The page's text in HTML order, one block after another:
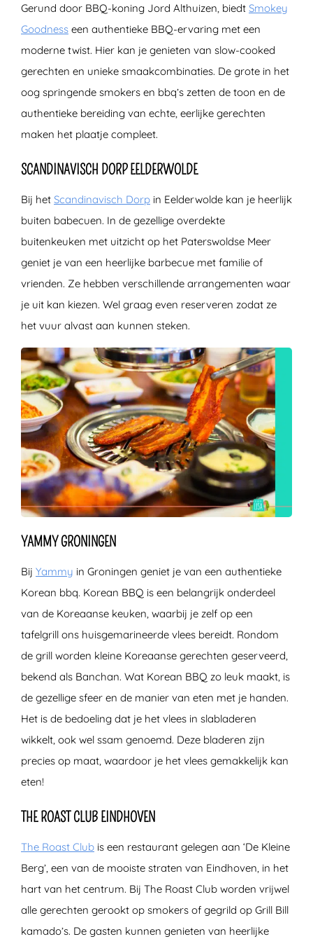
Gerund door BBQ-koning Jord Althuizen, biedt Smokey
Goodness een authentieke BBQ-ervaring met een
moderne twist. Hier kan je genieten van slow-cooked
gerechten en unieke smaakcombinaties. De grote in het
oog springende smokers en bbq’s zetten de toon en de
authentieke bereiding van echte, eerlijke gerechten
maken het plaatje compleet.
SCANDINAVISCH DORP EELDERWOLDE
Bij het Scandinavisch Dorp in Eelderwolde kan je heerlijk
buiten babecuen. In de gezellige overdekte
buitenkeuken met uitzicht op het Paterswoldse Meer
geniet je van een heerlijke barbecue met familie of
vrienden. Ze hebben verschillende arrangementen waar
je uit kan kiezen. Wel graag even reserveren zodat ze
het vuur alvast aan kunnen steken.
YAMMY GRONINGEN
Bij Yammy in Groningen geniet je van een authentieke
Korean bbq. Korean BBQ is een belangrijk onderdeel
van de Koreaanse keuken, waarbij je zelf op een
tafelgrill ons huisgemarineerde vlees bereidt. Rondom
de grill worden kleine Koreaanse gerechten geserveerd,
bekend als Banchan. Wat Korean BBQ zo leuk maakt, is
de gezellige sfeer en de manier van eten met je handen.
Het is de bedoeling dat je het vlees in slabladeren
wikkelt, ook wel ssam genoemd. Deze bladeren zijn
precies op maat, waardoor je het vlees gemakkelijk kan
eten!
THE ROAST CLUB EINDHOVEN
The Roast Club is een restaurant gelegen aan ‘De Kleine
Berg’, een van de mooiste straten van Eindhoven, in het
hart van het centrum. Bij The Roast Club worden vrijwel
alle gerechten gerookt op smokers of gegrild op Grill Bill
kamado’s. De gasten kunnen genieten van heerlijke